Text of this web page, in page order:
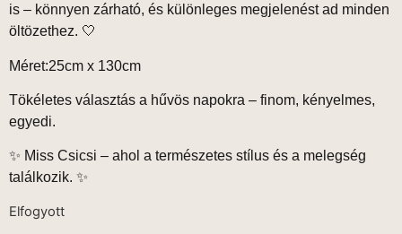
is – könnyen zárható, és különleges megjelenést ad minden
öltözethez. 🤍
Méret:25cm x 130cm
Tökéletes választás a hűvös napokra – finom, kényelmes,
egyedi.
✨ Miss Csicsi – ahol a természetes stílus és a melegség
találkozik. ✨
Elfogyott